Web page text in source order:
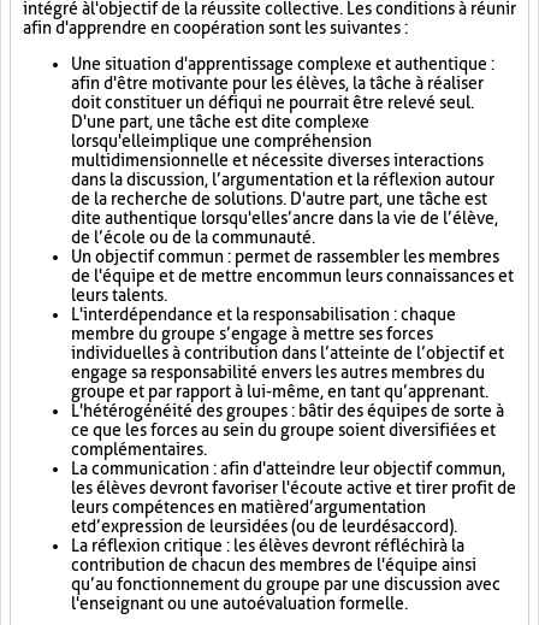
intégré à l'objectif de la réussite collective. Les conditions à réunir
afin d'apprendre en coopération sont les suivantes :
Une situation d'apprentissage complexe et authentique :
afin d'être motivante pour les élèves, la tâche à réaliser
doit constituer un défi qui ne pourrait être relevé seul.
D'une part, une tâche est dite complexe
lorsqu'elle implique une compréhension
multidimensionnelle et nécessite diverses interactions
dans la discussion, l’argumentation et la réflexion autour
de la recherche de solutions. D'autre part, une tâche est
dite authentique lorsqu'elle s’ancre dans la vie de l’élève,
de l’école ou de la communauté.
Un objectif commun : permet de rassembler les membres
de l'équipe et de mettre en commun leurs connaissances et
leurs talents.
L'interdépendance et la responsabilisation : chaque
membre du groupe s’engage à mettre ses forces
individuelles à contribution dans l’atteinte de l’objectif et
engage sa responsabilité envers les autres membres du
groupe et par rapport à lui-même, en tant qu’apprenant.
L'hétérogénéité des groupes : bâtir des équipes de sorte à
ce que les forces au sein du groupe soient diversifiées et
complémentaires.
La communication : afin d'atteindre leur objectif commun,
les élèves devront favoriser l'écoute active et tirer profit de
leurs compétences en matière d’argumentation
et d’expression de leurs idées (ou de leur désaccord).
La réflexion critique : les élèves devront réfléchir à la
contribution de chacun des membres de l'équipe ainsi
qu’au fonctionnement du groupe par une discussion avec
l'enseignant ou une autoévaluation formelle.